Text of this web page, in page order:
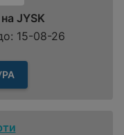
JYSK
15-08-26